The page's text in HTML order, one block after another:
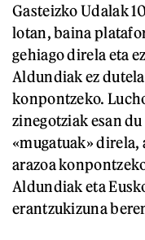
Gasteizko Udalak
lotan, baina
gehiago direla eta
Aldundiak ez
konpontzeko.
zinegotziak esan
«mugatuak» direla,
arazoa
Aldundiak eta
erantzukizuna